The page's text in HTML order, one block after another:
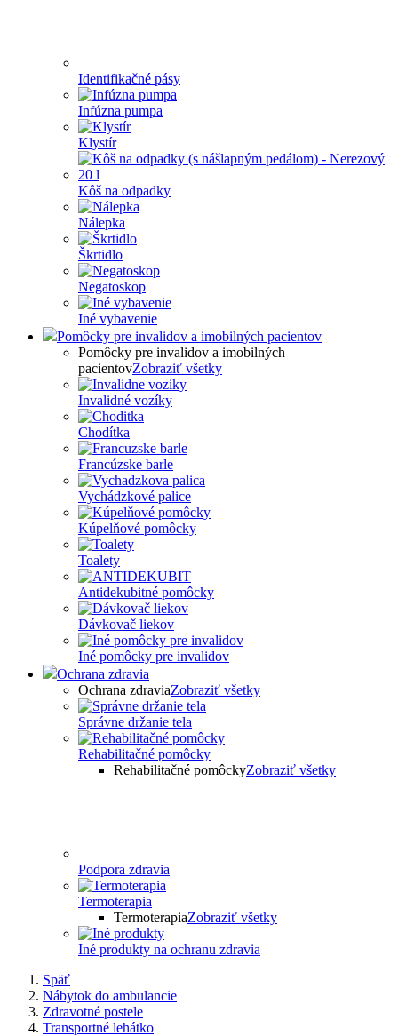
Identifikačné pásy
Infúzna pumpa
Klystír
Kôš na odpadky
Nálepka
Škrtidlo
Negatoskop
Iné vybavenie
Pomôcky pre invalidov a imobilných pacientov
Pomôcky pre invalidov a imobilných
pacientovZobraziť všetky
Invalidné vozíky
Chodítka
Francúzske barle
Vychádzkové palice
Kúpelňové pomôcky
Toalety
Antidekubitné pomôcky
Dávkovač liekov
Iné pomôcky pre invalidov
Ochrana zdravia
Ochrana zdraviaZobraziť všetky
Správne držanie tela
Rehabilitačné pomôcky
Rehabilitačné pomôckyZobraziť všetky
Podpora zdravia
Termoterapia
TermoterapiaZobraziť všetky
Iné produkty na ochranu zdravia
Späť
Nábytok do ambulancie
Zdravotné postele
Transportné lehátko